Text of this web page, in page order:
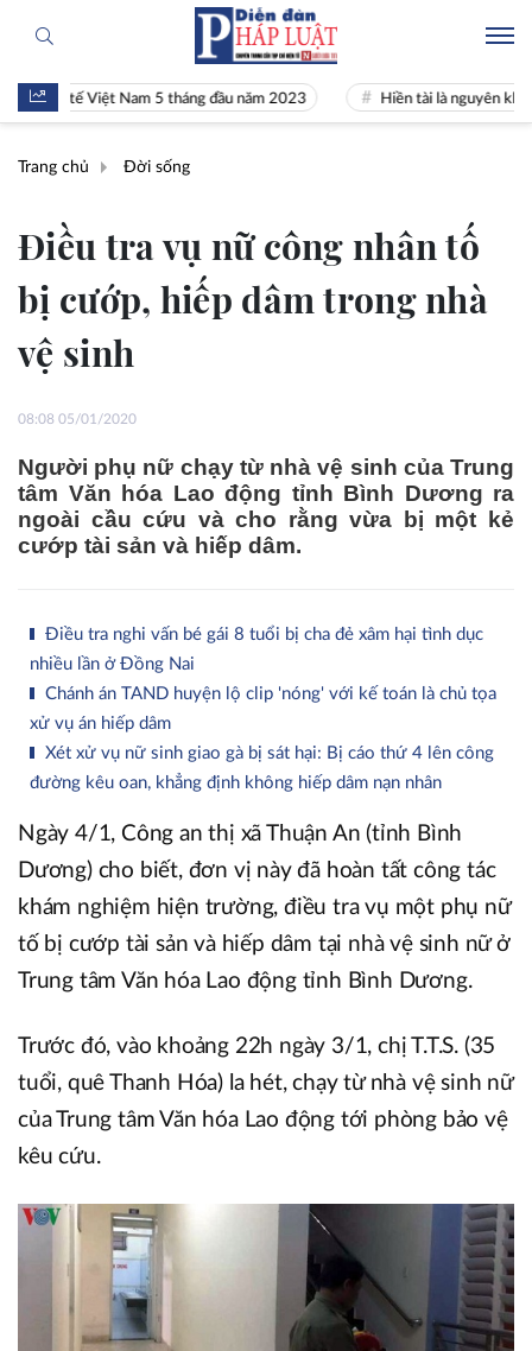
tế Việt Nam 5 tháng đầu năm 2023 Hiền tài là nguyên khí Quốc
Trang chủ Đời sống
Điều tra vụ nữ công nhân tố
bị cướp, hiếp dâm trong nhà
vệ sinh
08:08 05/01/2020
Người phụ nữ chạy từ nhà vệ sinh của Trung
tâm Văn hóa Lao động tỉnh Bình Dương ra
ngoài cầu cứu và cho rằng vừa bị một kẻ
cướp tài sản và hiếp dâm.
Điều tra nghi vấn bé gái 8 tuổi bị cha đẻ xâm hại tình dục
nhiều lần ở Đồng Nai
Chánh án TAND huyện lộ clip 'nóng' với kế toán là chủ tọa
xử vụ án hiếp dâm
Xét xử vụ nữ sinh giao gà bị sát hại: Bị cáo thứ 4 lên công
đường kêu oan, khẳng định không hiếp dâm nạn nhân
Ngày 4/1, Công an thị xã Thuận An (tỉnh Bình
Dương) cho biết, đơn vị này đã hoàn tất công tác
khám nghiệm hiện trường, điều tra vụ một phụ nữ
tố bị cướp tài sản và hiếp dâm tại nhà vệ sinh nữ ở
Trung tâm Văn hóa Lao động tỉnh Bình Dương.
Trước đó, vào khoảng 22h ngày 3/1, chị T.T.S. (35
tuổi, quê Thanh Hóa) la hét, chạy từ nhà vệ sinh nữ
của Trung tâm Văn hóa Lao động tới phòng bảo vệ
kêu cứu.